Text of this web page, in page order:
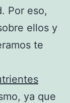
Por eso,
ellos y
te
ya que